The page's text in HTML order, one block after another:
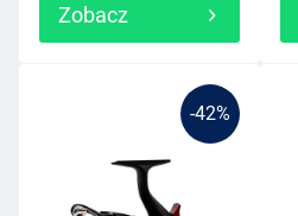
Zobacz
-42%